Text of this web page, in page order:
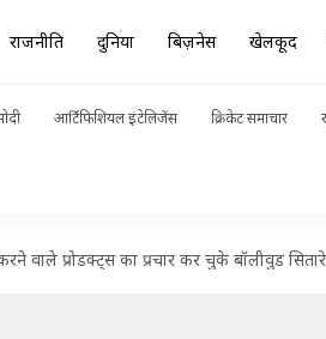
राजनीति दुनिया बिज़नेस खेलकूद
आर्टिफिशियल इंटेलिजेंस क्रिकेट समाचार
वाले प्रोडक्ट्स का प्रचार कर चुके बॉलीवुड